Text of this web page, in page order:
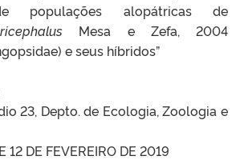
populações alopátricas de
Mesa e Zefa, 2004
e seus híbridos”
23, Depto. de Ecologia, Zoologia e
12 DE FEVEREIRO DE 2019